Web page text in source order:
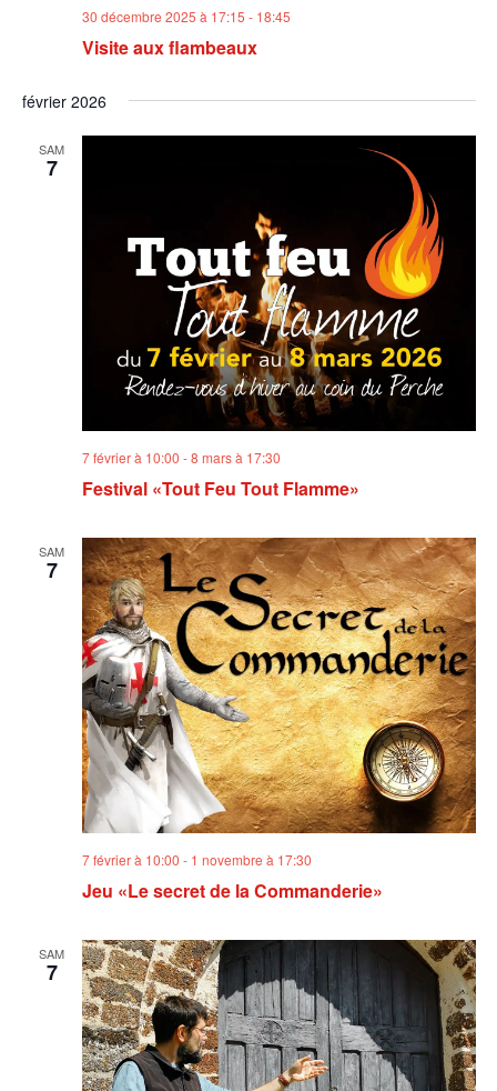
Visite aux flambeaux
30 décembre 2025 à 17:15 - 18:45
février 2026
SAM
7
Festival «Tout Feu Tout Flamme»
7 février à 10:00 -8 mars à 17:30
SAM
7
Jeu «Le secret de la Commanderie»
7 février à 10:00 - 1 novembre à 17:30
SAM
7